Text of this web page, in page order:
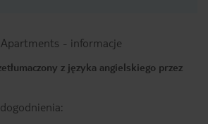
- informacje
z języka angielskiego przez